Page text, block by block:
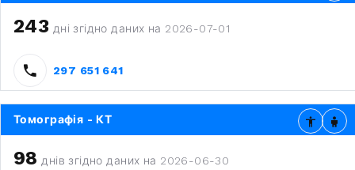
243 дні згідно даних на 2026-07-01
297 651 641
Томографія - КТ
98 днів згідно даних на 2026-06-30